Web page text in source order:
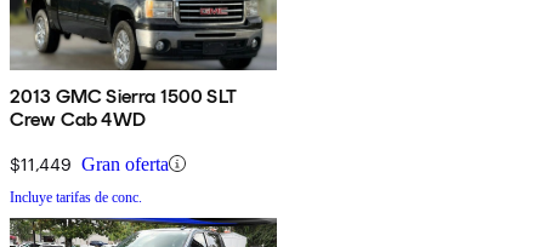
2013 GMC Sierra 1500 SLT
Crew Cab 4WD
$11,449 Gran oferta
Incluye tarifas de conc.